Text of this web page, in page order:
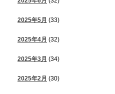
2025年5月 (33)
2025年4月 (32)
2025年3月 (34)
2025年2月 (30)